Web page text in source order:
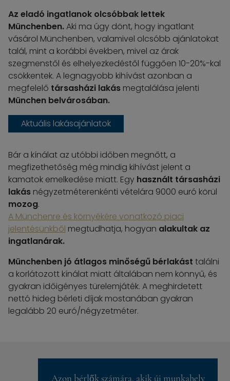
Az eladó ingatlanok olcsóbbak lettek
Münchenben.Aki ma úgy dönt, hogy ingatlant
vásárol Münchenben, valamivel olcsóbb ajánlatokat
talál, mint a korábbi években, mivel az árak
szegmenstől és elhelyezkedéstől függően 10-20%-kal
csökkentek. A legnagyobb kihívást azonban a
megfelelő társasházi lakás megtalálása jelenti
München belvárosában.
Aktuális lakásajánlatok
Bár a kínálat az utóbbi időben megnőtt, a
megfizethetőség még mindig kihívást jelent a
kamatok emelkedése miatt. Egy használt társasházi
lakás négyzetméterenkénti vételára 9000 euró körül
mozog.
A Münchenre és környékére vonatkozó piaci
jelentésünkből megtudhatja, hogyan alakultak az
ingatlanárak.
Münchenben jó átlagos minőségű bérlakást találni
a korlátozott kínálat miatt általában nem könnyű, és
gyakran időigényes türelemjáték. A meghirdetett
nettó hideg bérleti díjak mostanában gyakran
legalább 20 euró/négyzetméter.
Azon bérlők számára, akik új munkahely